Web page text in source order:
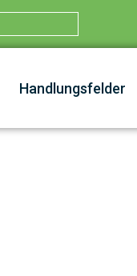
Handlungsfelder